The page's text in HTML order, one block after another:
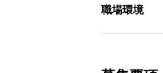
職場環境